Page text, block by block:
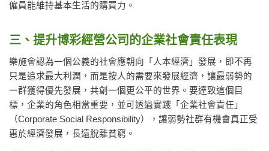
僱員能維持基本生活的購買力。
三、提升博彩經營公司的企業社會責任表現
樂施會認為一個公義的社會應朝向「人本經濟」發展，即不再
只是追求最大利潤，而是按人的需要來發展經濟，讓最弱勢的
一群獲得優先發展，共創一個更公平的世界。要達致這個目
標，企業的角色相當重要，並可透過實踐「企業社會責任」
（Corporate Social Responsibility），讓弱勢社群有機會真正受
惠於經濟發展，長遠脫離貧窮。